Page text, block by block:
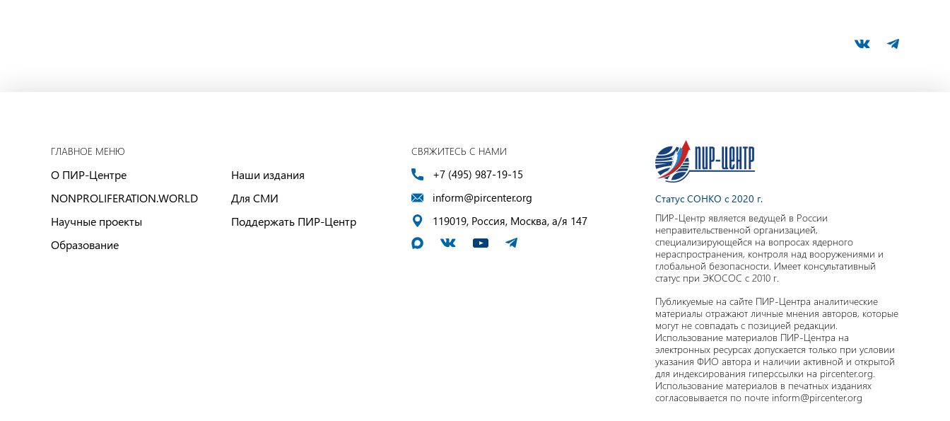
ГЛАВНОЕ МЕНЮ
О ПИР-Центре
NONPROLIFERATION.WORLD
Научные проекты
Образование
Наши издания
Для СМИ
Поддержать ПИР-Центр
СВЯЖИТЕСЬ С НАМИ
+7 (495) 987-19-15
inform@pircenter.org
119019, Россия, Москва, а/я 147
Статус СОНКО с 2020 г.
ПИР-Центр является ведущей в России
неправительственной организацией,
специализирующейся на вопросах ядерного
нераспространения, контроля над вооружениями и
глобальной безопасности. Имеет консультативный
статус при ЭКОСОС с 2010 г.
Публикуемые на сайте ПИР-Центра аналитические
материалы отражают личные мнения авторов, которые
могут не совпадать с позицией редакции.
Использование материалов ПИР-Центра на
электронных ресурсах допускается только при условии
указания ФИО автора и наличии активной и открытой
для индексирования гиперссылки на pircenter.org.
Использование материалов в печатных изданиях
согласовывается по почте inform@pircenter.org